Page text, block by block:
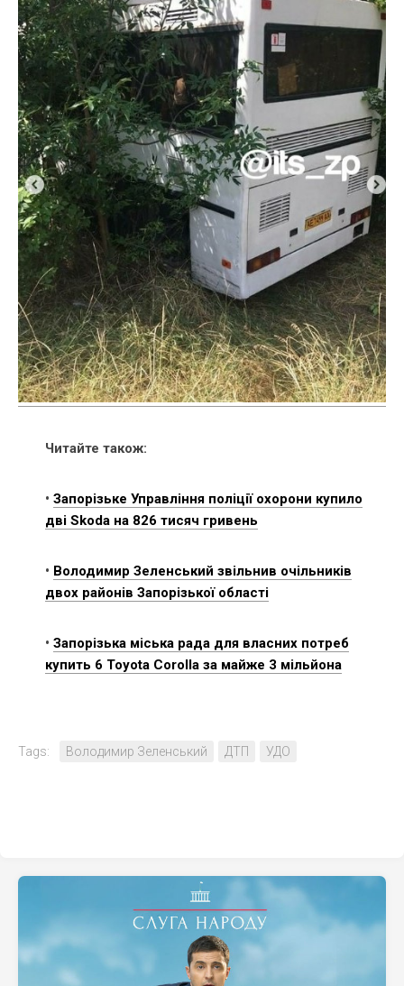
Читайте також:
• Запорізьке Управління поліції охорони купило
дві Skoda на 826 тисяч гривень
• Володимир Зеленський звільнив очільників
двох районів Запорізької області
• Запорізька міська рада для власних потреб
купить 6 Toyota Corolla за майже 3 мільйона
Tags: Володимир Зеленський ДТП УДО